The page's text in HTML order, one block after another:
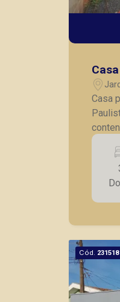
Casa
contendo: - 03 quartos,
- sala
portão
Cód. 231518